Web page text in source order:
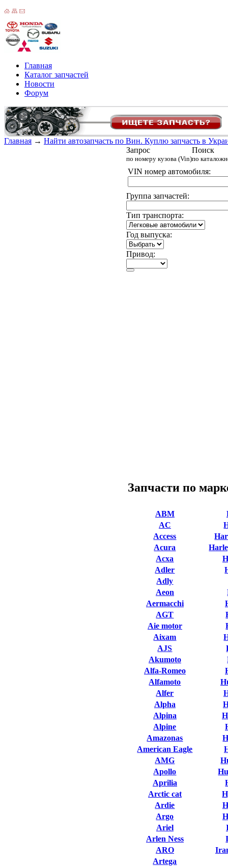
Главная
Каталог запчастей
Новости
Форум
Главная → Найти автозапчасть по Вин. Куплю запчасть в
Запрос
по номеру кузова (Vin)
Поиск
по
VIN номер автомобиля:
Группа запчастей:
Тип транспорта:
Год выпуска:
Привод:
Запчасти по
ABM
AC
Access
Acura
Acxa
Adler
Adly
Aeon
Aermacchi
AGT
Aie motor
Aixam
AJS
Akumoto
Alfa-Romeo
Alfamoto
Alfer
Alpha
Alpina
Alpine
Amazonas
American Eagle
AMG
Apollo
Aprilia
Arctic cat
Ardie
Argo
Ariel
Arlen Ness
ARO
Artega